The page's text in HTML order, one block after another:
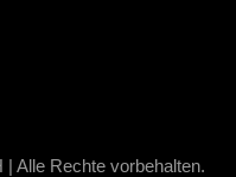
Alle Rechte vorbehalten.